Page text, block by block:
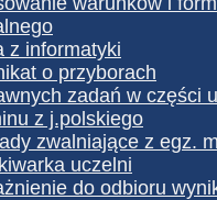
z informatyki
o przyborach
zadań w części
z j.polskiego
zwalniające z egz.
uczelni
do odbioru